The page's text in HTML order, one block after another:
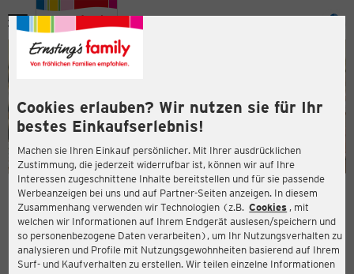
Cookies erlauben? Wir nutzen sie für Ihr
bestes Einkaufserlebnis!
Machen sie Ihren Einkauf persönlicher. Mit Ihrer ausdrücklichen
Zustimmung, die jederzeit widerrufbar ist, können wir auf Ihre
Interessen zugeschnittene Inhalte bereitstellen und für sie passende
Werbeanzeigen bei uns und auf Partner-Seiten anzeigen. In diesem
Zusammenhang verwenden wir Technologien (z.B. Cookies , mit
welchen wir Informationen auf Ihrem Endgerät auslesen/speichern und
so personenbezogene Daten verarbeiten), um Ihr Nutzungsverhalten zu
analysieren und Profile mit Nutzungsgewohnheiten basierend auf Ihrem
Surf- und Kaufverhalten zu erstellen. Wir teilen einzelne Informationen
Menü
ERNSTING'S FAMILY FILIALE
Mittelstraße 6
36088 Hünfeld